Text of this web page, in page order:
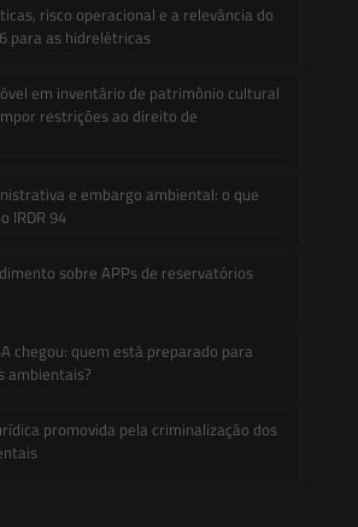
risco operacional e a relevância do
para as hidrelétricas
em inventário de patrimônio cultural
restrições ao direito de
e embargo ambiental: o que
IRDR 94
sobre APPs de reservatórios
chegou: quem está preparado para
ambientais?
promovida pela criminalização dos